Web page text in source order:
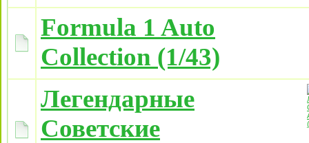
Formula 1 Auto
Collection (1/43)
Легендарные
Советские